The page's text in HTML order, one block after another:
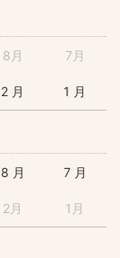
8月 7月
2 月 1 月
8 月 7 月
2月 1月